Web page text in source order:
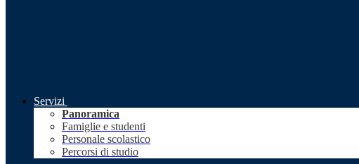
Servizi
Panoramica
Famiglie e studenti
Personale scolastico
Percorsi di studio